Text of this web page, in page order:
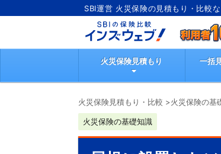
SBI運営 火災保険の見積もり・比較
火災保険見積もり 一括
火災保険見積もり・比較 >火災保険の基
火災保険の基礎知識